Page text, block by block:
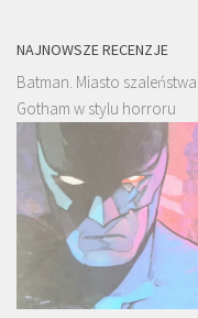
NAJNOWSZE RECENZJE
Batman. Miasto
Gotham w stylu horroru